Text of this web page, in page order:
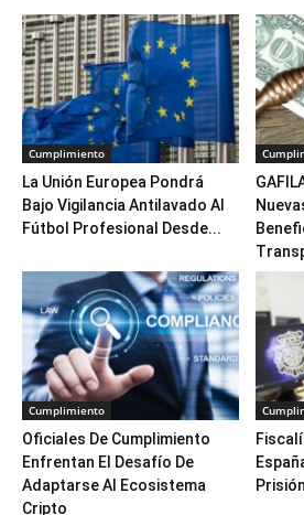
Cumplimiento
La Unión Europea Pondrá
Bajo Vigilancia Antilavado Al
Fútbol Profesional Desde...
Cumplimiento
Oficiales De Cumplimiento
Enfrentan El Desafío De
Adaptarse Al Ecosistema
Cripto